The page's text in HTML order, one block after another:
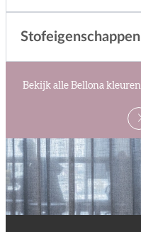
Stofeigenschappen
Bekijk alle Bellona kleuren